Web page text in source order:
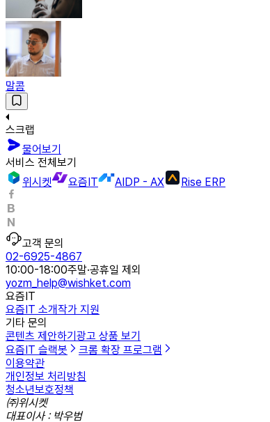
말콤
스크랩
물어보기
서비스 전체보기
위시켓
요즘IT AIDP - AX Rise ERP
고객 문의
02-6925-4867
10:00-18:00주말·공휴일 제외
yozm_help@wishket.com
요즘IT
요즘IT 소개작가 지원
기타 문의
콘텐츠 제안하기 광고 상품 보기
요즘IT 슬랙봇
크롬 확장 프로그램
이용약관
개인정보 처리방침
청소년보호정책
㈜위시켓
대표이사 : 박우범